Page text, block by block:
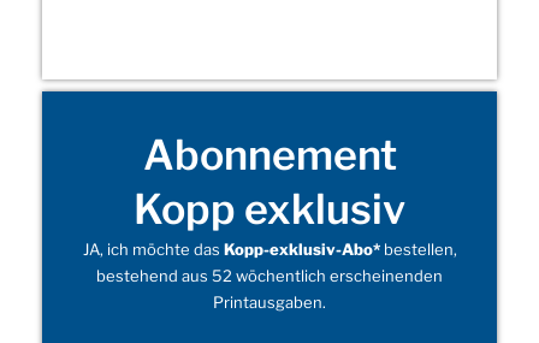
Abonnement
Kopp exklusiv
JA, ich möchte das Kopp-exklusiv-Abo*bestellen,
bestehend aus 52 wöchentlich erscheinenden
Printausgaben.